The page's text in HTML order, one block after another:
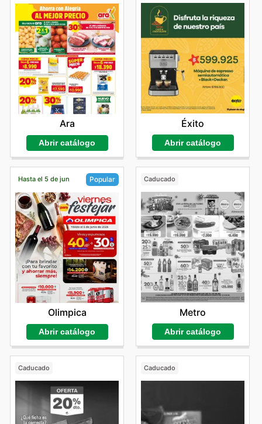
Ara
Abrir catálogo
Éxito
Abrir catálogo
Hasta el 5 de jun Popular
Olimpica
Abrir catálogo
Caducado
Metro
Abrir catálogo
Caducado Caducado